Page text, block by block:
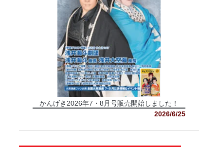
かんげき2026年7・8月号販売開始しました！
2026/6/25